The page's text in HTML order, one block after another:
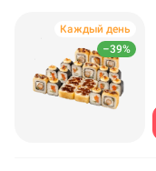
–39%
Каждый день